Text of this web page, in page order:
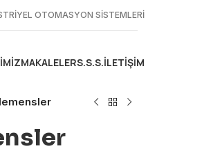
OTOMASYON SİSTEMLERİ
MAKALELERS.S.S.İLETIŞIM